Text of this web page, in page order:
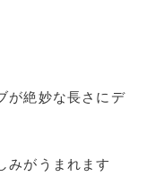
が絶妙な長さにデ
みがうまれます